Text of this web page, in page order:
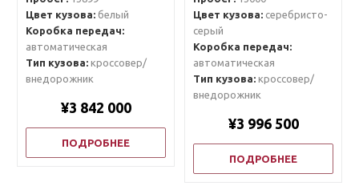
Цвет кузова:белый
Коробка передач:
автоматическая
Тип кузова:кроссовер/
внедорожник
¥3 842 000
ПОДРОБНЕЕ
Цвет кузова:серебристо-
серый
Коробка передач:
автоматическая
Тип кузова:кроссовер/
внедорожник
¥3 996 500
ПОДРОБНЕЕ